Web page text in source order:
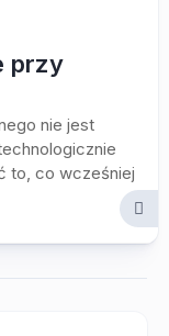
przy
nie jest
to, co wcześniej